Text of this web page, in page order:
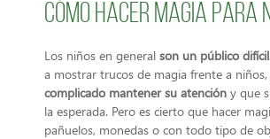
Cómo hacer magia para
Los niños en general son un público difícil
a mostrar trucos de magia frente a
complicado mantener su atención y que
la esperada. Pero es cierto que hacer
pañuelos, monedas o con todo tipo de